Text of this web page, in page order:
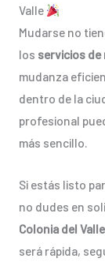
Valle
Mudarse no
los servicios de
mudanza
dentro de la
profesional
más sencillo.
Si estás listo
no dudes en
Colonia del Valle
será rápida,